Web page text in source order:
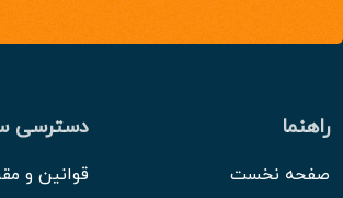
راهنما
صفحه نخست
دسترسی
قوانین و